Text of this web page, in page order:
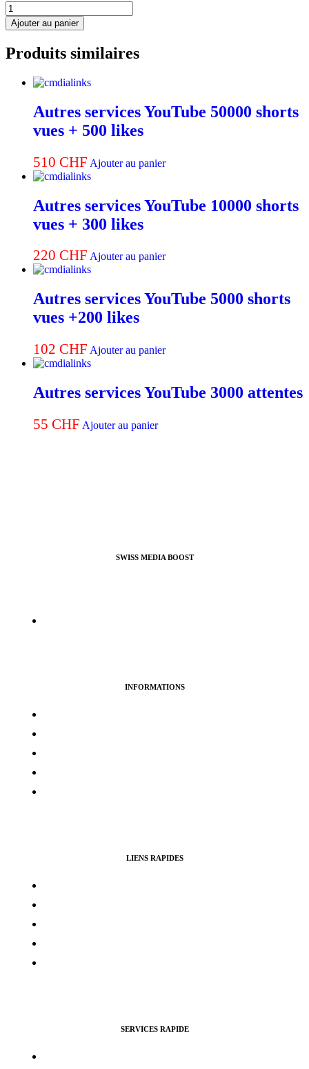
quantité
de
Autres
YouTube
attentes
Ajouter au panier
Produits similaires
Autres services YouTube 50000 shorts
vues + 500 likes
510 CHF Ajouter au panier
Autres services YouTube 10000 shorts
vues + 300 likes
220 CHF Ajouter au panier
Autres services YouTube 5000 shorts
vues +200 likes
102 CHF Ajouter au panier
Autres services YouTube 3000 attentes
55 CHF Ajouter au panier
SWISS MEDIA BOOST
INFORMATIONS
LIENS RAPIDES
SERVICES RAPIDE